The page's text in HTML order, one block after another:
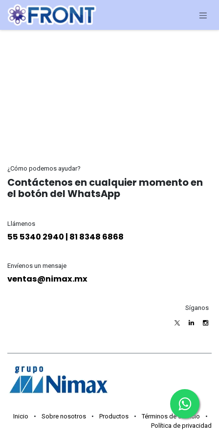
Ir al contenido
¿Cómo podemos ayudar?
Contáctenos en cualquier momento en
el botón del WhatsApp
Llámenos
55 5340 2940 | 81 8348 6868
Envíenos un mensaje
ventas@nimax.mx
Síganos
Inicio • Sobre nosotros • Productos • Términos de servicio
•
Política de privacidad